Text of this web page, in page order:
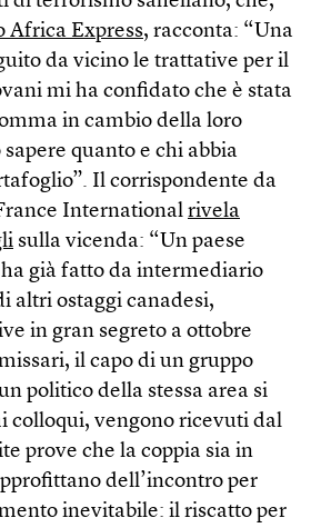
Africa Express, racconta: “Una
da vicino le trattative per il
mi ha confidato che è stata
in cambio della loro
quanto e chi abbia
Il corrispondente da
International rivela
sulla vicenda: “Un paese
già fatto da intermediario
altri ostaggi canadesi,
in gran segreto a ottobre
il capo di un gruppo
politico della stessa area si
colloqui, vengono ricevuti dal
prove che la coppia sia in
dell’incontro per
inevitabile: il riscatto per